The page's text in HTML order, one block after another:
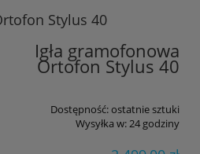
Stylus 40
Igła gramofonowa
Ortofon Stylus 40
Dostępność:ostatnie sztuki
Wysyłka w:24 godziny